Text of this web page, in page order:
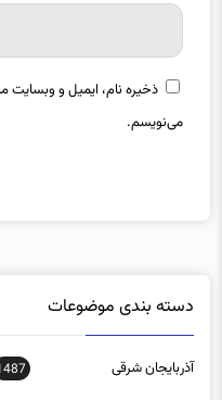
ذخیره نام، ایمیل و وبسایت
می‌نویسم.
دسته بندی موضوعات
آذربایجان شرقی